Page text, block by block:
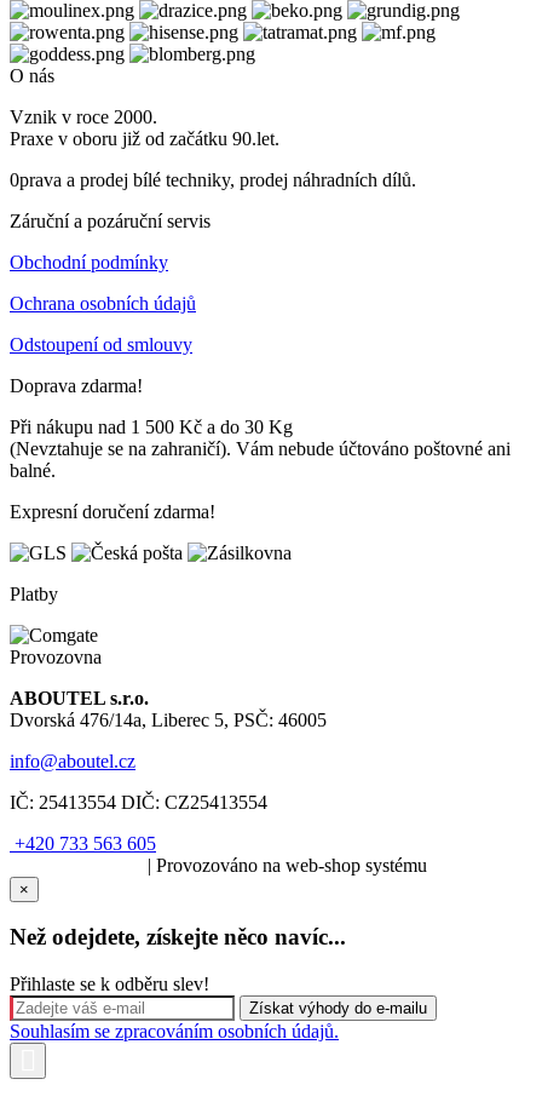
O nás
Vznik v roce 2000.
Praxe v oboru již od začátku 90.let.
0prava a prodej bílé techniky, prodej náhradních dílů.
Záruční a pozáruční servis
Obchodní podmínky
Ochrana osobních údajů
Odstoupení od smlouvy
Doprava zdarma!
Při nákupu nad 1 500 Kč a do 30 Kg
(Nevztahuje se na zahraničí). Vám nebude účtováno poštovné ani
balné.
Expresní doručení zdarma!
Platby
Provozovna
ABOUTEL s.r.o.
Dvorská 476/14a, Liberec 5, PSČ: 46005
info@aboutel.cz
IČ: 25413554 DIČ: CZ25413554
+420 733 563 605
| Provozováno na web-shop systému
×
Než odejdete, získejte něco navíc...
Přihlaste se k odběru slev!
Souhlasím se zpracováním osobních údajů.